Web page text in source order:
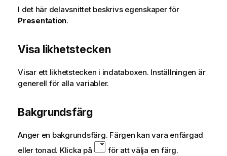
I det här delavsnittet beskrivs egenskaper för
Presentation.
Visa likhetstecken
Visar ett likhetstecken i indataboxen. Inställningen är
generell för alla variabler.
Bakgrundsfärg
Anger en bakgrundsfärg. Färgen kan vara enfärgad
eller tonad. Klicka på
för att välja en färg.